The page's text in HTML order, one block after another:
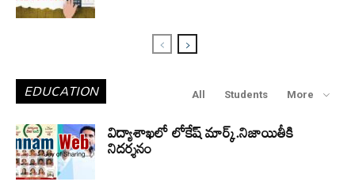
EDUCATION All Students More
విద్యాశాఖలో లోకేష్ మార్క్.నిజాయితీకి
నిదర్శనం